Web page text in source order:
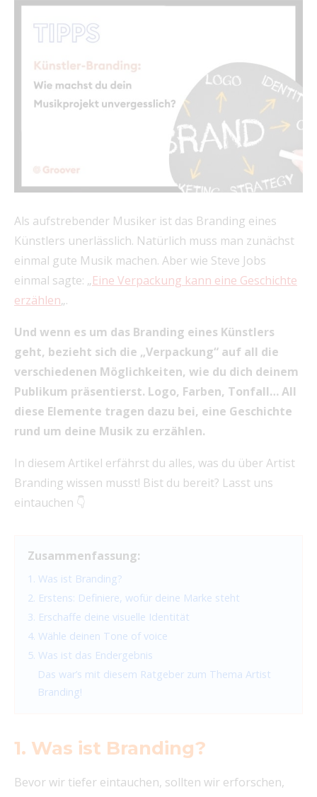
Als aufstrebender Musiker ist das Branding eines
Künstlers unerlässlich. Natürlich muss man zunächst
einmal gute Musik machen. Aber wie Steve Jobs
einmal sagte: „Eine Verpackung kann eine Geschichte
erzählen„.
Und wenn es um das Branding eines Künstlers
geht, bezieht sich die „Verpackung“ auf all die
verschiedenen Möglichkeiten, wie du dich deinem
Publikum präsentierst. Logo, Farben, Tonfall… All
diese Elemente tragen dazu bei, eine Geschichte
rund um deine Musik zu erzählen.
In diesem Artikel erfährst du alles, was du über Artist
Branding wissen musst! Bist du bereit? Lasst uns
eintauchen 👇
Zusammenfassung:
1. Was ist Branding?
2. Erstens: Definiere, wofür deine Marke steht
3. Erschaffe deine visuelle Identität
4. Wähle deinen Tone of voice
5. Was ist das Endergebnis
Das war’s mit diesem Ratgeber zum Thema Artist
Branding!
1. Was ist Branding?
Bevor wir tiefer eintauchen, sollten wir erforschen,